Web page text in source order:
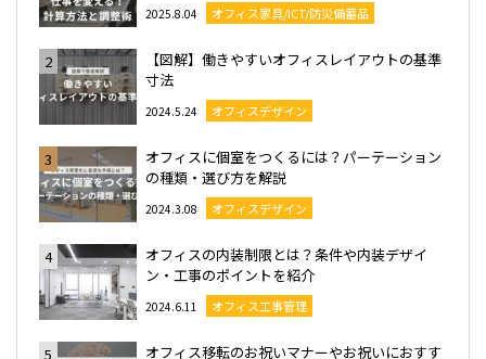
2025.8.04 オフィス家具/ICT/防災備蓄品
2
【図解】働きやすいオフィスレイアウトの基準
寸法
2024.5.24 オフィスデザイン
3
オフィスに個室をつくるには？パーテーション
の種類・選び方を解説
2024.3.08 オフィスデザイン
4
オフィスの内装制限とは？条件や内装デザイ
ン・工事のポイントを紹介
2024.6.11 オフィス工事管理
5 オフィス移転のお祝いマナーやお祝いにおすす